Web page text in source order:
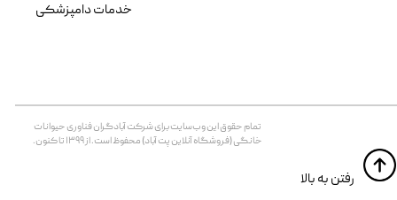
تمام حقوق اين وب‌سايت برای شرکت آبادگران فناوری حیوانات
خانگی (فروشگاه آنلاین پت آباد) محفوظ است. از ۱۳۹۹ تا کنون.
​​رفتن به بالا
خدمات دامپزشکی